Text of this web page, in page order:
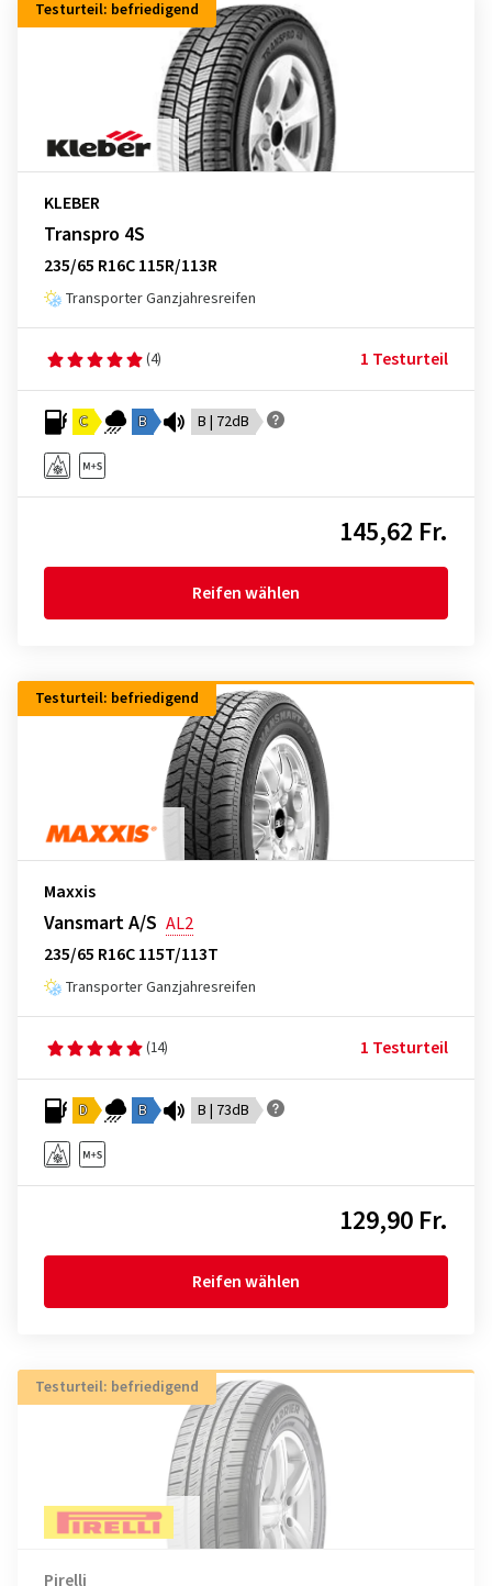
Testurteil: befriedigend
KLEBER
Transpro 4S
235/65 R16C 115R/113R
Transporter Ganzjahresreifen
(4) 1 Testurteil
C B B | 72dB
145,62 Fr.
Reifen wählen
Testurteil: befriedigend
Maxxis
Vansmart A/S AL2
235/65 R16C 115T/113T
Transporter Ganzjahresreifen
(14) 1 Testurteil
D B B | 73dB
129,90 Fr.
Reifen wählen
Testurteil: befriedigend
Pirelli